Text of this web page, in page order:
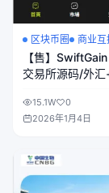
区块币圈 商业互
【售】
交易所源码/外
三级分销/前端
+后端PHP
15.1W 0
2026年1月4日